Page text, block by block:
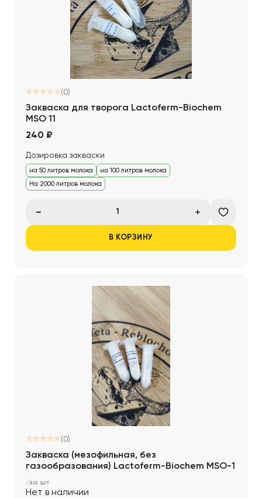
(0)
Закваска для творога Lactoferm-Biochem
MSO 11
240 ₽
Дозировка закваски
на 50 литров молока на 100 литров молока
На 2000 литров молока
В КОРЗИНУ
(0)
Закваска (мезофильная, без
газообразования) Lactoferm-Biochem MSO-1
/за шт
Нет в наличии